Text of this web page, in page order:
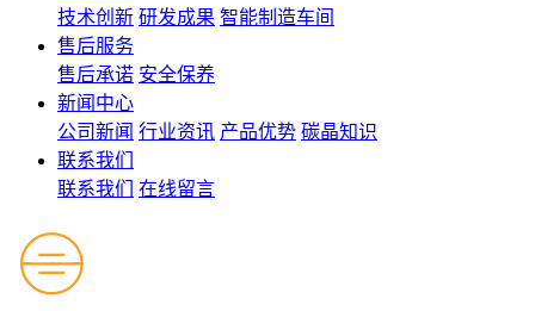
技术创新 研发成果 智能制造车间
售后服务
售后承诺 安全保养
新闻中心
公司新闻 行业资讯 产品优势 碳晶知识
联系我们
联系我们
在线留言